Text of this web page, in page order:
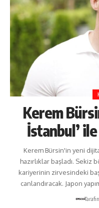
Kerem
İstanbul’
Kerem Bürsin'in yeni
hazırlıklar başladı. Sekiz
kariyerinin zirvesindeki
canlandıracak. Japon